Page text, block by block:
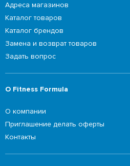
Адреса магазинов
Каталог товаров
Каталог брендов
Замена и возврат товаров
Задать вопрос
О Fitness Formula
О компании
Приглашение делать оферты
Контакты